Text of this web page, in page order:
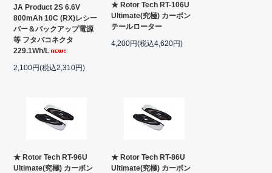
JA Product 2S 6.6V
800mAh 10C (RX)レシー
バー＆バックアップ電源
等 フタバコネクタ
229.1Wh/L
2,100円(税込2,310円)
★ Rotor Tech RT-106U
Ultimate(究極) カーボン
テールローター
4,200円(税込4,620円)
★ Rotor Tech RT-96U
Ultimate(究極) カーボン
★ Rotor Tech RT-86U
Ultimate(究極) カーボン